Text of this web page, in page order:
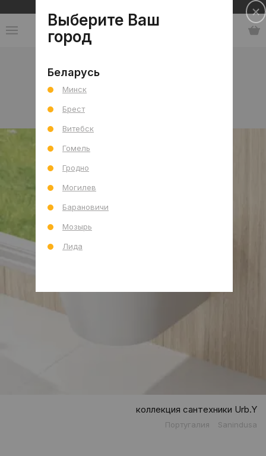
коллекция сантехники Urb.Y
Португалия Sanindusa
Выберите Ваш
город
Беларусь
Минск
Брест
Витебск
Гомель
Гродно
Могилев
Барановичи
Мозырь
Лида